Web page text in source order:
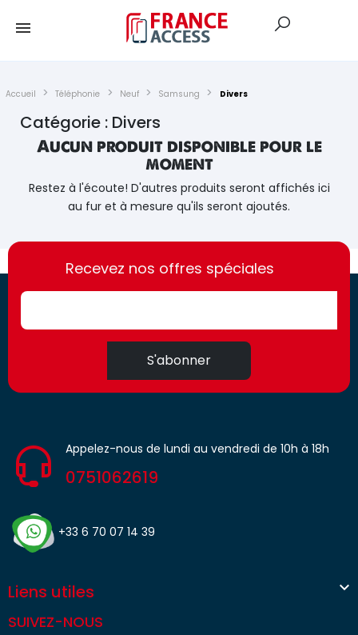
Accueil Téléphonie Neuf Samsung Divers
Catégorie : Divers
Aucun produit disponible pour le
moment
Restez à l'écoute! D'autres produits seront affichés ici
au fur et à mesure qu'ils seront ajoutés.
https://france-
access.fr
https://france-
access.fr
Recevez nos offres spéciales
S'abonner
Appelez-nous de lundi au vendredi de 10h à 18h
0751062619
+33 6 70 07 14 39
Liens utiles 
SUIVEZ-NOUS